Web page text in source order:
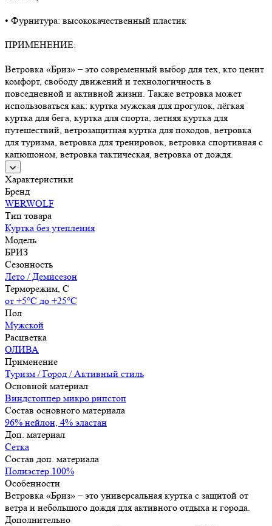
• Фурнитура: высококачественный пластик
ПРИМЕНЕНИЕ:
Ветровка «Бриз» – это современный выбор для тех, кто ценит
комфорт, свободу движений и технологичность в
повседневной и активной жизни. Также ветровка может
использоваться как: куртка мужская для прогулок, лёгкая
куртка для бега, куртка для спорта, летняя куртка для
путешествий, ветрозащитная куртка для походов, ветровка
для туризма, ветровка для тренировок, ветровка спортивная с
капюшоном, ветровка тактическая, ветровка от дождя.
Характеристики
Бренд
WERWOLF
Тип товара
Куртка без утепления
Модель
БРИЗ
Сезонность
Лето / Демисезон
Терморежим, C
от +5°С до +25°С
Пол
Мужской
Расцветка
ОЛИВА
Применение
Туризм / Город / Активный стиль
Основной материал
Виндстоппер микро рипстоп
Состав основного материала
96% нейлон, 4% эластан
Доп. материал
Сетка
Состав доп. материала
Полиэстер 100%
Особенности
Ветровка «Бриз» – это универсальная куртка с защитой от
ветра и небольшого дождя для активного отдыха и города.
Дополнительно